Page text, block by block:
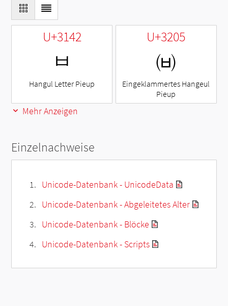
U+3142
ㅂ
Hangul Letter Pieup
U+3205
㈅
Eingeklammertes Hangeul
Pieup
Mehr Anzeigen
Einzelnachweise
Unicode-Datenbank - UnicodeData
Unicode-Datenbank - Abgeleitetes Alter
Unicode-Datenbank - Blöcke
Unicode-Datenbank - Scripts